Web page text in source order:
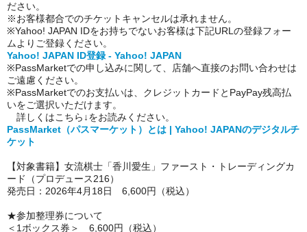
ださい。
※お客様都合でのチケットキャンセルは承れません。
※Yahoo! JAPAN IDをお持ちでないお客様は下記URLの登録フォー
ムよりご登録ください。
Yahoo! JAPAN ID登録 - Yahoo! JAPAN
※PassMarketでの申し込みに関して、店舗へ直接のお問い合わせは
ご遠慮ください。
※PassMarketでのお支払いは、クレジットカードとPayPay残高払
いをご選択いただけます。
詳しくはこちら↓をお読みください。
PassMarket（パスマーケット）とは | Yahoo! JAPANのデジタルチ
ケット
【対象書籍】女流棋士「香川愛生」ファースト・トレーディングカ
ード（プロデュース216）
発売日：2026年4月18日 6,600円（税込）
★参加整理券について
＜1ボックス券＞ 6,600円（税込）